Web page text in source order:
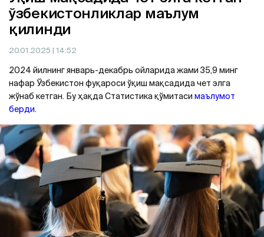
ўзбекистонликлар маълум
қилинди
20.01.2025 | 14:52
2024 йилнинг январь-декабрь ойларида жами 35,9 минг
нафар Ўзбекистон фуқароси ўқиш мақсадида чет элга
жўнаб кетган. Бу ҳақда Статистика қўмитаси маълумот
берди.